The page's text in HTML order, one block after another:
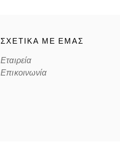
ΣΧΕΤΙΚΑ ΜΕ ΕΜΑΣ
Εταιρεία
Επικοινωνία